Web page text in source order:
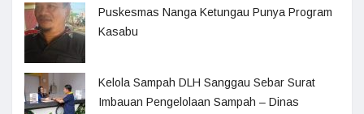
Puskesmas Nanga Ketungau Punya Program
Kasabu
Kelola Sampah DLH Sanggau Sebar Surat
Imbauan Pengelolaan Sampah – Dinas